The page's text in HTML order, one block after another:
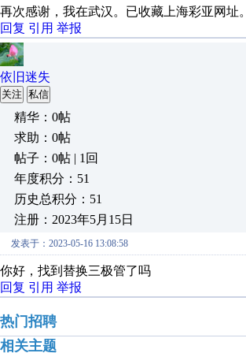
再次感谢，我在武汉。已收藏上海彩亚网址。
回复 引用 举报
依旧迷失
关注 私信
精华：0帖
求助：0帖
帖子：0帖 | 1回
年度积分：51
历史总积分：51
注册：2023年5月15日
发表于：2023-05-16 13:08:58
你好，找到替换三极管了吗
回复 引用 举报
热门招聘
相关主题